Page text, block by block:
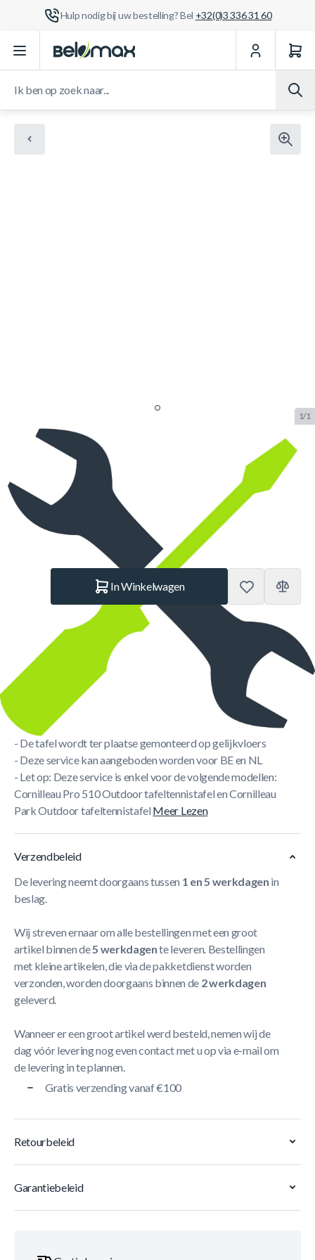
Hulp nodig bij uw bestelling? Bel +32(0)3 336 31 60
Ga naar de inhoud
1/1
Montageservice Tafeltennistafel
op locatie
SKU: BELO.MONT.TT.OP.LOC Merk:Belomax
In Winkelwagen
Korte Beschrijving
Ben je zelf niet echt een klusser of beschik je niet over de
juiste tools om jouw tafeltennistafel te monteren? Bestel
dan de montageservice samen met de aankoop van jouw
tafeltennistafel.
- De tafel wordt ter plaatse gemonteerd op gelijkvloers
- Deze service kan aangeboden worden voor BE en NL
- Let op: Deze service is enkel voor de volgende modellen:
Cornilleau Pro 510 Outdoor tafeltennistafel en Cornilleau
Park Outdoor tafeltennistafel Meer Lezen
Verzendbeleid
De levering neemt doorgaans tussen 1 en 5 werkdagen in
beslag.
Wij streven ernaar om alle bestellingen met een groot
artikel binnen de5 werkdagente leveren. Bestellingen
met kleine artikelen, die via de pakketdienst worden
verzonden, worden doorgaans binnen de 2 werkdagen
geleverd.
Wanneer er een groot artikel werd besteld, nemen wij de
dag vóór levering nog even contact met u op via e-mail om
de levering in te plannen.
Gratis verzending vanaf €100
Retourbeleid
Garantiebeleid